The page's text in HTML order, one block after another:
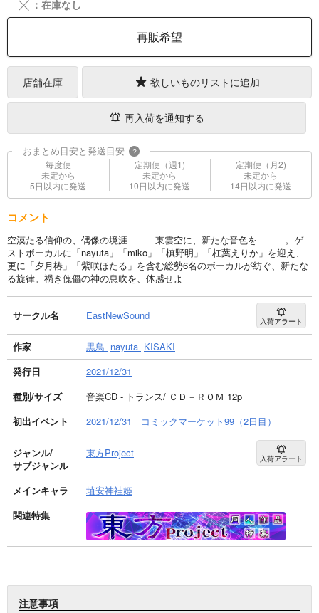
╳ ：在庫なし
再販希望
店舗在庫 欲しいものリストに追加
再入荷を通知する
おまとめ目安と発送目安 ?
毎度便
未定から
5日以内に発送
定期便（週1)
未定から
10日以内に発送
定期便（月2)
未定から
14日以内に発送
コメント
空漠たる信仰の、偶像の境涯―――東雲空に、新たな音色を―――。ゲ
ストボーカルに「nayuta」「miko」「槙野明」「杠葉えりか」を迎え、
更に「夕月椿」「紫咲ほたる」を含む総勢6名のボーカルが紡ぐ、新たな
る旋律。禍き傀儡の神の息吹を、体感せよ
サークル名 EastNewSound 入荷アラート
作家 黒鳥 nayuta KISAKI
発行日
2021/12/31
種別/サイズ
音楽CD - トランス/ ＣＤ－ＲＯＭ 12p
初出イベント
2021/12/31 コミックマーケット99（2日目）
ジャンル/
サブジャンル
東方Project 入荷アラート
メインキャラ
埴安神袿姫
関連特集
注意事項